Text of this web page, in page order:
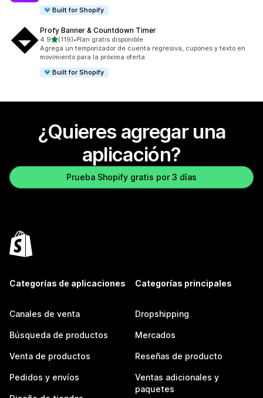
Built for Shopify
Profy Banner & Countdown Timer
4.9de 5 estrellas
(119)
119 reseñas en total
•Plan gratis disponible
Agrega un temporizador de cuenta regresiva, cupones y texto en
movimiento para la próxima oferta
Built for Shopify
¿Quieres agregar una
aplicación?
Prueba Shopify gratis por 3 días
Categorías de aplicaciones
Canales de venta
Búsqueda de productos
Venta de productos
Pedidos y envíos
Categorías principales
Dropshipping
Mercados
Reseñas de producto
Ventas adicionales y
paquetes